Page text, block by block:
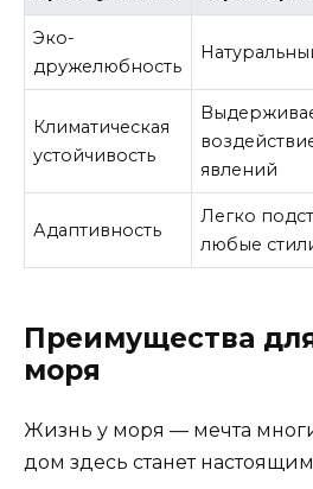
Эко-
дружелюбность
Климатическая
устойчивость
явлений
Адаптивность
Легко
любые
Преимущества
моря
Жизнь у моря — мечта
дом здесь станет